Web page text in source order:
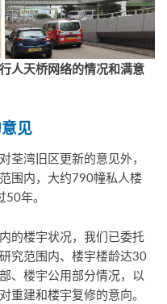
人天桥网络的情况和满意
见
荃湾旧区更新的意见外，
围内，大约790幢私人楼
年。
的楼宇状况，我们已委托
究范围内、楼宇楼龄达30
、楼宇公用部分情况，以
重建和楼宇复修的意向。